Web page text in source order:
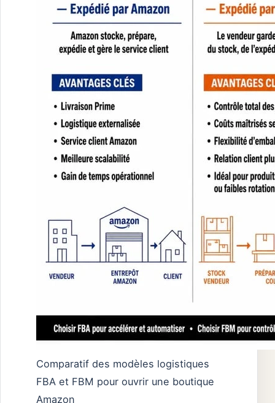
Comparatif des modèles logistiques
FBA et FBM pour ouvrir une boutique
Amazon